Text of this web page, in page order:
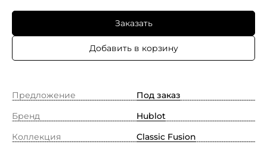
Заказать
Добавить в корзину
Предложение
Под заказ
Бренд
Hublot
Коллекция
Classic Fusion